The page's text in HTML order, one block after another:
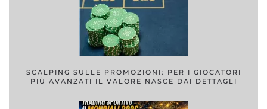
SCALPING SULLE PROMOZIONI: PER I GIOCATORI
PIÙ AVANZATI IL VALORE NASCE DAI DETTAGLI